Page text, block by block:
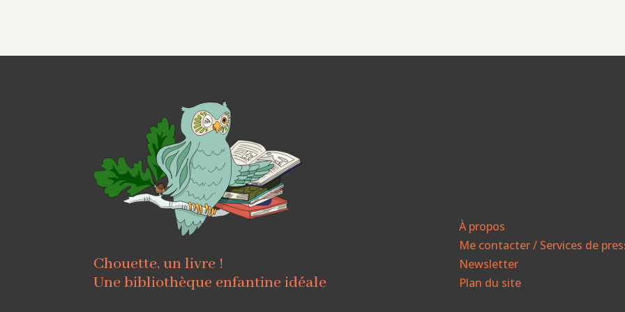
Chouette, un livre !
Une bibliothèque enfantine idéale
À propos
Me contacter / Services de
Newsletter
Plan du site